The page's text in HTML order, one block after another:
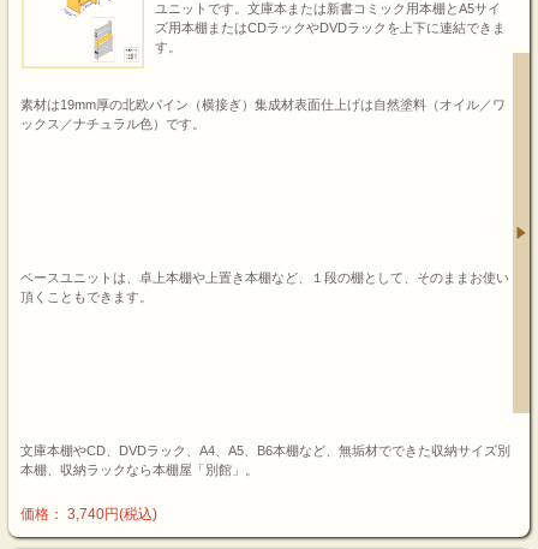
ユニットです。文庫本または新書コミック用本棚とA5サイ
ズ用本棚またはCDラックやDVDラックを上下に連結できま
す。
素材は19mm厚の北欧パイン（横接ぎ）集成材表面仕上げは自然塗料（オイル／ワ
ックス／ナチュラル色）です。
ベースユニットは、卓上本棚や上置き本棚など、１段の棚として、そのままお使い
頂くこともできます。
文庫本棚やCD、DVDラック、A4、A5、B6本棚など、無垢材でできた収納サイズ別
本棚、収納ラックなら本棚屋「別館」。
価格： 3,740円(税込)